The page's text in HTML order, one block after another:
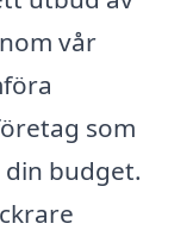
vår
som
din budget.